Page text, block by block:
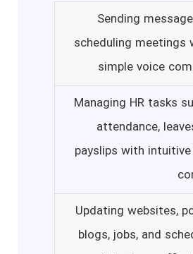
Sending
scheduling meetings
simple voice
Managing HR tasks
attendance,
payslips with
Updating websites,
blogs, jobs, and